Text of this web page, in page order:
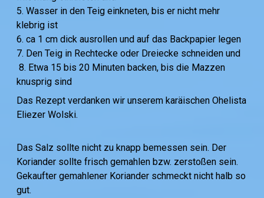
5. Wasser in den Teig einkneten, bis er nicht mehr
klebrig ist
6. ca 1 cm dick ausrollen und auf das Backpapier legen
7. Den Teig in Rechtecke oder Dreiecke schneiden und
8. Etwa 15 bis 20 Minuten backen, bis die Mazzen
knusprig sind
Das Rezept verdanken wir unserem karäischen Ohelista
Eliezer Wolski.
Das Salz sollte nicht zu knapp bemessen sein. Der
Koriander sollte frisch gemahlen bzw. zerstoßen sein.
Gekaufter gemahlener Koriander schmeckt nicht halb so
gut.